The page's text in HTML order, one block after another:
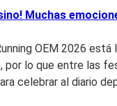
Muchas
OEM 2026
por lo que entre las
celebrar al diario